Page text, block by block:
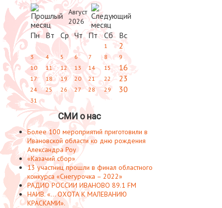
Август
2026
Пн Вт Ср Чт Пт Сб Вс
1 2
3 4 5 6 7 8
9
10
11 12 13 14 15 16
17 18 19 20 21 22 23
24 25 26 27 28 29 30
31
СМИ о нас
Более 100 мероприятий приготовили в
Ивановской области ко дню рождения
Александра Роу
«Казачий сбор»
13 участниц прошли в финал областного
конкурса «Снегурочка – 2022»
РАДИО РОССИИ ИВАНОВО 89.1 FM
НАИВ. «... ОХОТА К МАЛЕВАНИЮ
КРАСКАМИ».